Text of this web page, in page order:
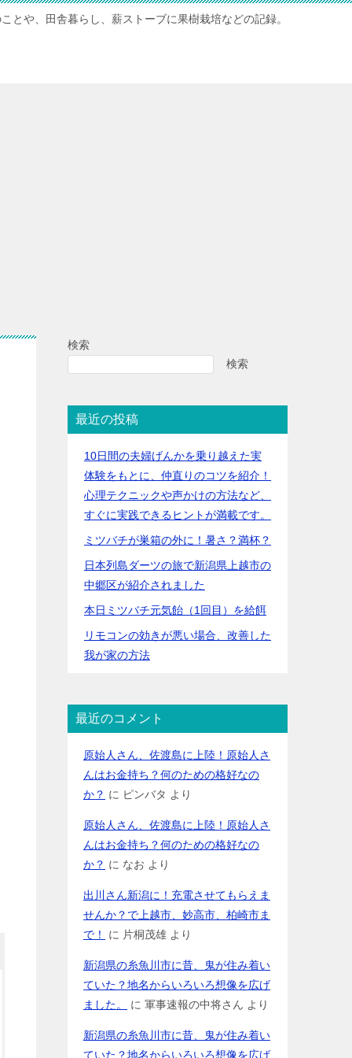
とや、田舎暮らし、薪ストーブに果樹栽培などの記録。
検索
検索
最近の投稿
10日間の夫婦げんかを乗り越えた実
体験をもとに、仲直りのコツを紹介！
心理テクニックや声かけの方法など、
すぐに実践できるヒントが満載です。
ミツバチが巣箱の外に！暑さ？満杯？
日本列島ダーツの旅で新潟県上越市の
中郷区が紹介されました
本日ミツバチ元気飴（1回目）を給餌
リモコンの効きが悪い場合、改善した
我が家の方法
最近のコメント
原始人さん、佐渡島に上陸！原始人さ
んはお金持ち？何のための格好なの
か？ に ピンバタ より
原始人さん、佐渡島に上陸！原始人さ
んはお金持ち？何のための格好なの
か？ に なお より
出川さん新潟に！充電させてもらえま
せんか？で上越市、妙高市、柏崎市ま
で！
に 片桐茂雄 より
新潟県の糸魚川市に昔、鬼が住み着い
ていた？地名からいろいろ想像を広げ
ました。
に 軍事速報の中将さん より
新潟県の糸魚川市に昔、鬼が住み着い
ていた？地名からいろいろ想像を広げ